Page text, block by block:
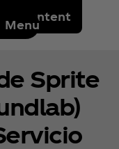
to content
Menu
Sprite